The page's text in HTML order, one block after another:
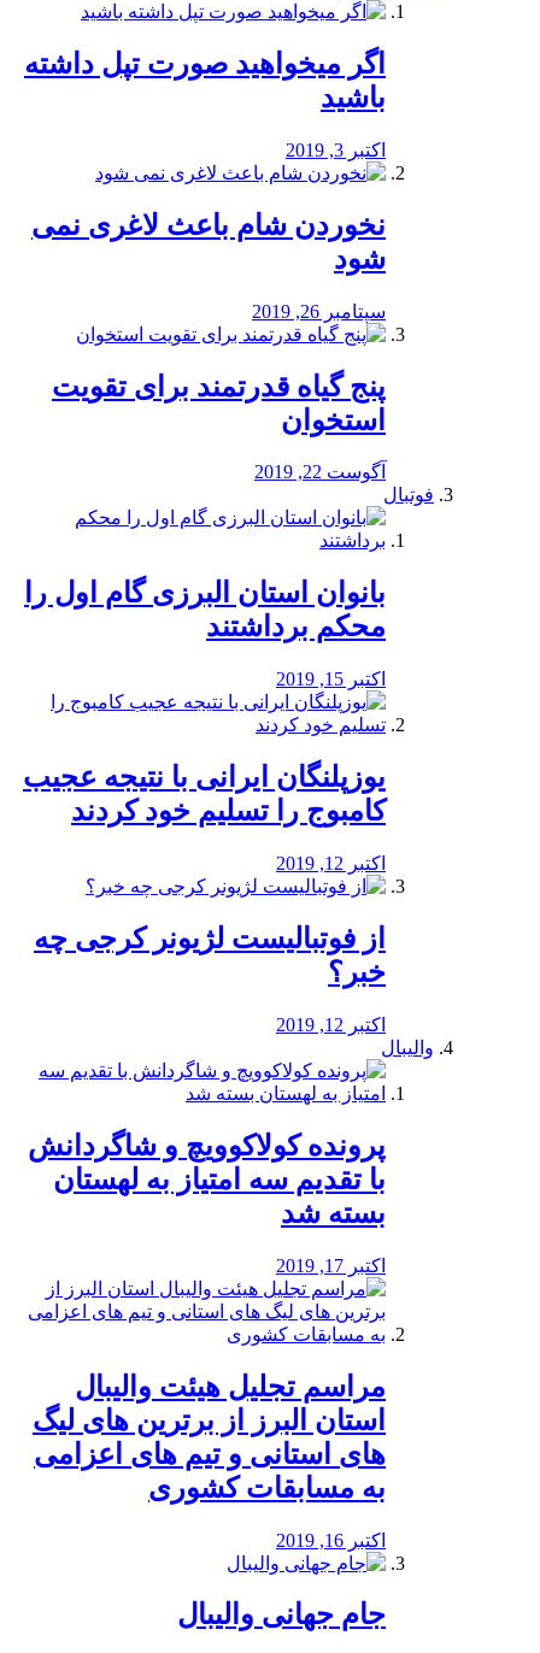
اگر میخواهید صورت تپل داشته
باشید
اکتبر 3, 2019
نخوردن شام باعث لاغری نمی
‌شود
سپتامبر 26, 2019
پنج گیاه قدرتمند برای تقویت
استخوان
آگوست 22, 2019
فوتبال
بانوان استان البرزی گام اول را
محكم برداشتند
اکتبر 15, 2019
یوزپلنگان ایرانی با نتیجه عجیب
کامبوج را تسلیم خود کردند
اکتبر 12, 2019
از فوتبالیست لژیونر کرجی چه
خبر؟
اکتبر 12, 2019
والیبال
پرونده کولاکوویچ و شاگردانش
با تقدیم سه امتیاز به لهستان
بسته شد
اکتبر 17, 2019
مراسم تجلیل هیئت والیبال
استان البرز از برترین های لیگ
های استانی و تیم های اعزامی
به مسابقات کشوری
اکتبر 16, 2019
جام جهانی والیبال